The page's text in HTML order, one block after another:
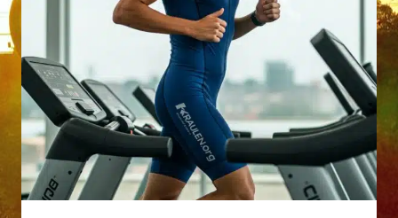
LOGISCH
DENKT,
VERLIERT“